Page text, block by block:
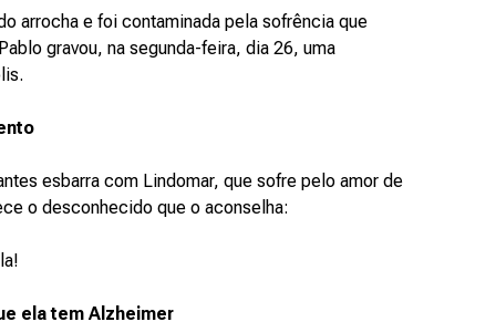
arrocha e foi contaminada pela sofrência que
gravou, na segunda-feira, dia 26, uma
esbarra com Lindomar, que sofre pelo amor de
o desconhecido que o aconselha:
ela tem Alzheimer